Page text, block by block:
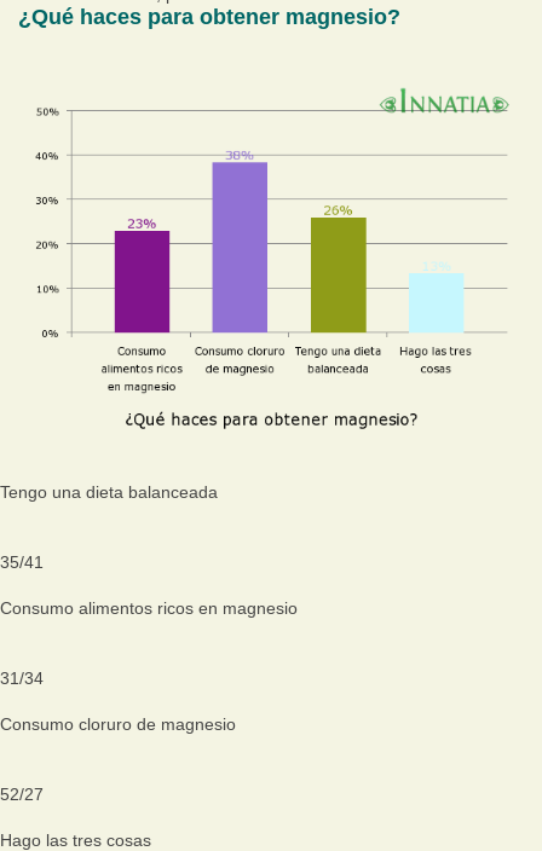
¿Qué haces para obtener magnesio?
Tengo una dieta balanceada
35/41
Consumo alimentos ricos en magnesio
31/34
Consumo cloruro de magnesio
52/27
Hago las tres cosas